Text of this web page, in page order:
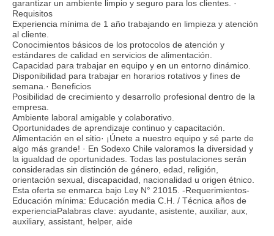
garantizar un ambiente limpio y seguro para los clientes. ·
Requisitos
Experiencia mínima de 1 año trabajando en limpieza y atención
al cliente.
Conocimientos básicos de los protocolos de atención y
estándares de calidad en servicios de alimentación.
Capacidad para trabajar en equipo y en un entorno dinámico.
Disponibilidad para trabajar en horarios rotativos y fines de
semana.· Beneficios
Posibilidad de crecimiento y desarrollo profesional dentro de la
empresa.
Ambiente laboral amigable y colaborativo.
Oportunidades de aprendizaje continuo y capacitación.
Alimentación en el sitio· ¡Únete a nuestro equipo y sé parte de
algo más grande! · En Sodexo Chile valoramos la diversidad y
la igualdad de oportunidades. Todas las postulaciones serán
consideradas sin distinción de género, edad, religión,
orientación sexual, discapacidad, nacionalidad u origen étnico.
Esta oferta se enmarca bajo Ley N° 21015. -Requerimientos-
Educación mínima: Educación media C.H. / Técnica años de
experienciaPalabras clave: ayudante, asistente, auxiliar, aux,
auxiliary, assistant, helper, aide